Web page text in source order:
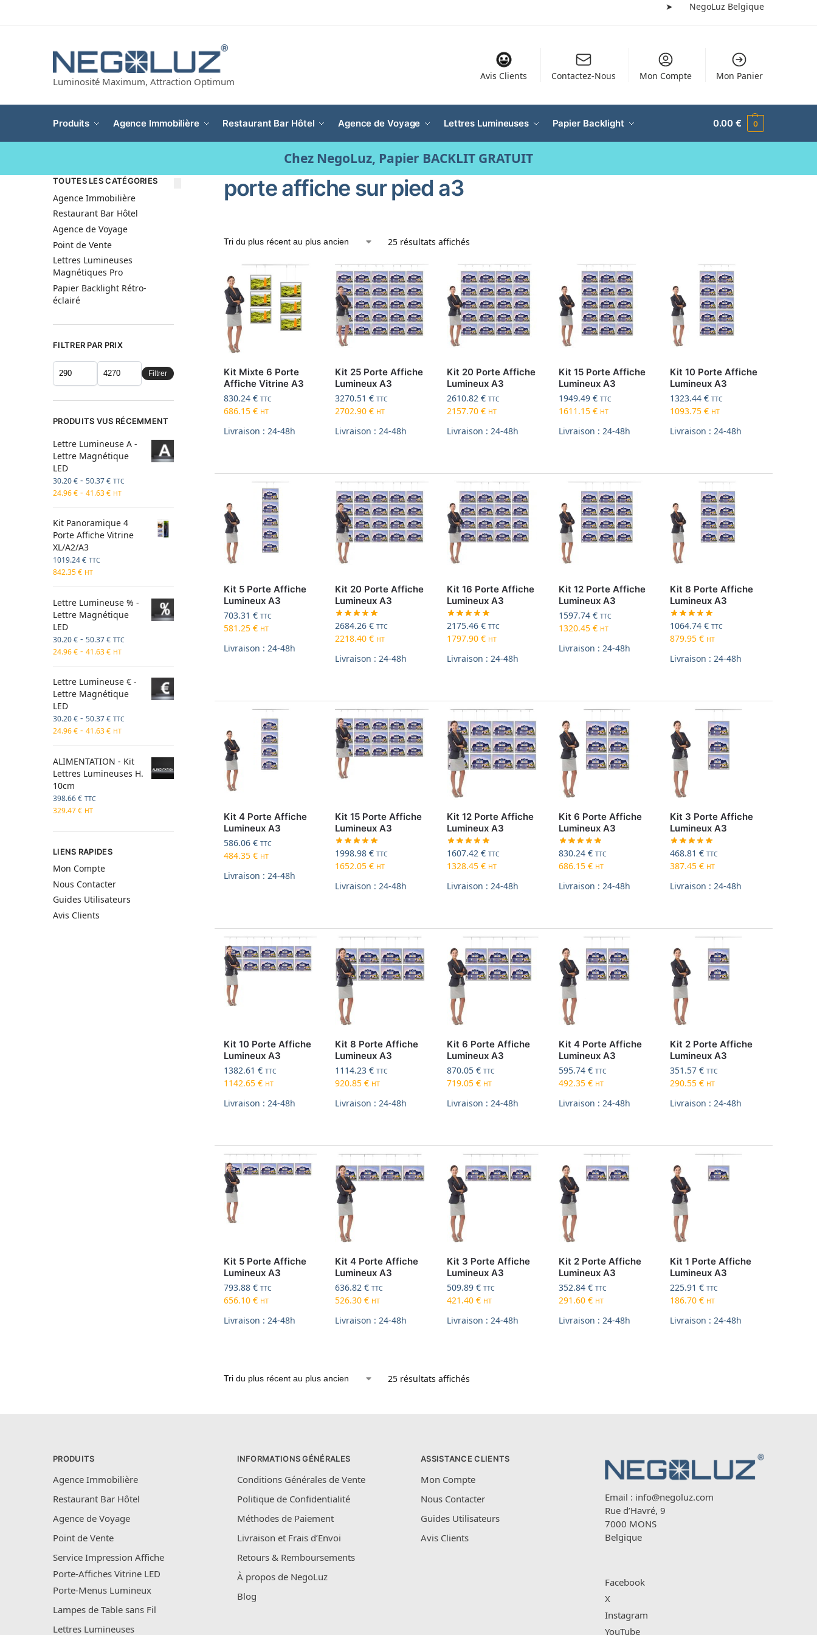
➤ NegoLuz Belgique
Luminosité Maximum, Attraction Optimum
Avis Clients Contactez-Nous Mon Compte Mon Panier
Produits Agence Immobilière Restaurant Bar Hôtel Agence de Voyage Lettres Lumineuses Papier Backlight 0.00€ 0
Chez NegoLuz, Papier BACKLIT GRATUIT
porte affiche sur pied a3
25 résultats affichés
Kit Mixte 6 Porte
Affiche Vitrine A3
830.24 € TTC
686.15 € HT
Livraison : 24-48h
Kit 25 Porte Affiche
Lumineux A3
3270.51€ TTC
2702.90€ HT
Livraison : 24-48h
Kit 20 Porte Affiche
Lumineux A3
2610.82€ TTC
2157.70€ HT
Livraison : 24-48h
Kit 15 Porte Affiche
Lumineux A3
1949.49 € TTC
1611.15 € HT
Livraison : 24-48h
Kit 10 Porte Affiche
Lumineux A3
1323.44€ TTC
1093.75€ HT
Livraison : 24-48h
Kit 5 Porte Affiche
Lumineux A3
703.31 € TTC
581.25 € HT
Livraison : 24-48h
Kit 20 Porte Affiche
Lumineux A3
2684.26€ TTC
2218.40€ HT
Livraison : 24-48h
Kit 16 Porte Affiche
Lumineux A3
2175.46€ TTC
1797.90€ HT
Livraison : 24-48h
Kit 12 Porte Affiche
Lumineux A3
1597.74 € TTC
1320.45 € HT
Livraison : 24-48h
Kit 8 Porte Affiche
Lumineux A3
1064.74€ TTC
879.95€ HT
Livraison : 24-48h
Kit 4 Porte Affiche
Lumineux A3
586.06 € TTC
484.35 € HT
Livraison : 24-48h
Kit 15 Porte Affiche
Lumineux A3
1998.98€ TTC
1652.05€ HT
Livraison : 24-48h
Kit 12 Porte Affiche
Lumineux A3
1607.42€ TTC
1328.45€ HT
Livraison : 24-48h
Kit 6 Porte Affiche
Lumineux A3
830.24 € TTC
686.15 € HT
Livraison : 24-48h
Kit 3 Porte Affiche
Lumineux A3
468.81€ TTC
387.45€ HT
Livraison : 24-48h
Kit 10 Porte Affiche
Lumineux A3
1382.61 € TTC
1142.65 € HT
Livraison : 24-48h
Kit 8 Porte Affiche
Lumineux A3
1114.23€ TTC
920.85€ HT
Livraison : 24-48h
Kit 6 Porte Affiche
Lumineux A3
870.05€ TTC
719.05€ HT
Livraison : 24-48h
Kit 4 Porte Affiche
Lumineux A3
595.74 € TTC
492.35 € HT
Livraison : 24-48h
Kit 2 Porte Affiche
Lumineux A3
351.57€ TTC
290.55€ HT
Livraison : 24-48h
Kit 5 Porte Affiche
Lumineux A3
793.88 € TTC
656.10 € HT
Livraison : 24-48h
Kit 4 Porte Affiche
Lumineux A3
636.82€ TTC
526.30€ HT
Livraison : 24-48h
Kit 3 Porte Affiche
Lumineux A3
509.89€ TTC
421.40€ HT
Livraison : 24-48h
Kit 2 Porte Affiche
Lumineux A3
352.84 € TTC
291.60 € HT
Livraison : 24-48h
Kit 1 Porte Affiche
Lumineux A3
225.91€ TTC
186.70€ HT
Livraison : 24-48h
25 résultats affichés
TOUTES LES CATÉGORIES
Agence Immobilière
Restaurant Bar Hôtel
Agence de Voyage
Point de Vente
Lettres Lumineuses
Magnétiques Pro
Papier Backlight Rétro-
éclairé
FILTRER PAR PRIX
Filtrer
PRODUITS VUS RÉCEMMENT
Lettre Lumineuse A -
Lettre Magnétique
LED
30.20€ - 50.37€ TTC
24.96€ - 41.63€ HT
Kit Panoramique 4
Porte Affiche Vitrine
XL/A2/A3
1019.24€ TTC
842.35€ HT
Lettre Lumineuse % -
Lettre Magnétique
LED
30.20€ - 50.37€ TTC
24.96€ - 41.63€ HT
Lettre Lumineuse € -
Lettre Magnétique
LED
30.20€ - 50.37€ TTC
24.96€ - 41.63€ HT
ALIMENTATION - Kit
Lettres Lumineuses H.
10cm
398.66€ TTC
329.47€ HT
LIENS RAPIDES
Mon Compte
Nous Contacter
Guides Utilisateurs
Avis Clients
PRODUITS
Agence Immobilière
Restaurant Bar Hôtel
Agence de Voyage
Point de Vente
Service Impression Affiche
Porte-Affiches Vitrine LED
Porte-Menus Lumineux
Lampes de Table sans Fil
Lettres Lumineuses
INFORMATIONS GÉNÉRALES
Conditions Générales de Vente
Politique de Confidentialité
Méthodes de Paiement
Livraison et Frais d’Envoi
Retours & Remboursements
À propos de NegoLuz
Blog
ASSISTANCE CLIENTS
Mon Compte
Nous Contacter
Guides Utilisateurs
Avis Clients
Email : info@negoluz.com
Rue d’Havré, 9
7000 MONS
Belgique
Facebook
X
Instagram
YouTube